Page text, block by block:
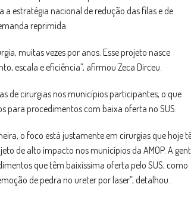
a estratégia nacional de redução das filas e de
reprimida.
muitas vezes por anos. Esse projeto nasce
escala e eficiência”, afirmou Zeca Dirceu.
de cirurgias nos municípios participantes, o que
para procedimentos com baixa oferta no SUS.
o foco está justamente em cirurgias que hoje
de alto impacto nos municípios da AMOP. A
que têm baixíssima oferta pelo SUS, como
de pedra no ureter por laser”, detalhou.